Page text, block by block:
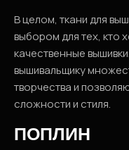
В целом, ткани для
выбором для тех, кто
качественные
вышивальщику
творчества и
сложности и стиля.
ПОПЛИН